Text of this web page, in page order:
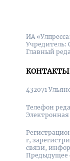
ИА
Главный
КОНТАКТЫ
432071
Телефон
г,
связи,
Предыдущее